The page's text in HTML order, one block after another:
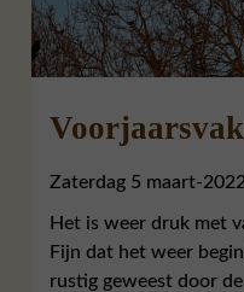
Zaterdag 5 maart-2022
Het is weer druk met
Fijn dat het weer
rustig geweest door